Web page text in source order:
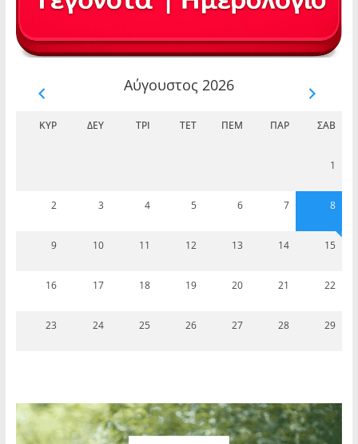
Αύγουστος 2026
ΚΥΡ ΔΕΥ ΤΡΊ ΤΕΤ ΠΈΜ ΠΑΡ ΣΆΒ
1
2 3 4 5 6 7 8
9 10 11 12 13 14 15
16 17 18 19 20 21 22
23 24 25 26 27 28 29